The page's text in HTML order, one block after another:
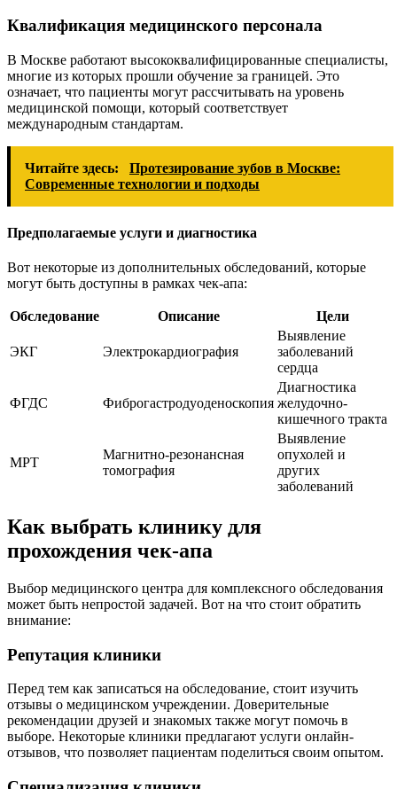
Квалификация медицинского персонала
В Москве работают высококвалифицированные специалисты,
многие из которых прошли обучение за границей. Это
означает, что пациенты могут рассчитывать на уровень
медицинской помощи, который соответствует
международным стандартам.
Читайте здесь:
Протезирование зубов в Москве:
Современные технологии и подходы
Предполагаемые услуги и диагностика
Вот некоторые из дополнительных обследований, которые
могут быть доступны в рамках чек-апа:
Обследование Описание Цели
ЭКГ Электрокардиография
Выявление
заболеваний
сердца
ФГДС Фиброгастродуоденоскопия
Диагностика
желудочно-
кишечного тракта
МРТ
Магнитно-резонансная
томография
Выявление
опухолей и
других
заболеваний
Как выбрать клинику для
прохождения чек-апа
Выбор медицинского центра для комплексного обследования
может быть непростой задачей. Вот на что стоит обратить
внимание:
Репутация клиники
Перед тем как записаться на обследование, стоит изучить
отзывы о медицинском учреждении. Доверительные
рекомендации друзей и знакомых также могут помочь в
выборе. Некоторые клиники предлагают услуги онлайн-
отзывов, что позволяет пациентам поделиться своим опытом.